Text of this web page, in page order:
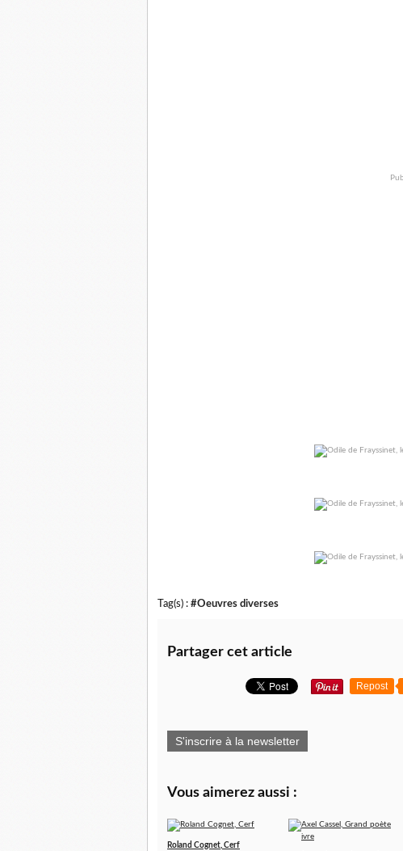
Tag(s) : #Oeuvres diverses
Partager cet article
Repost
S'inscrire à la newsletter
Vous aimerez aussi :
Roland Cognet, Cerf